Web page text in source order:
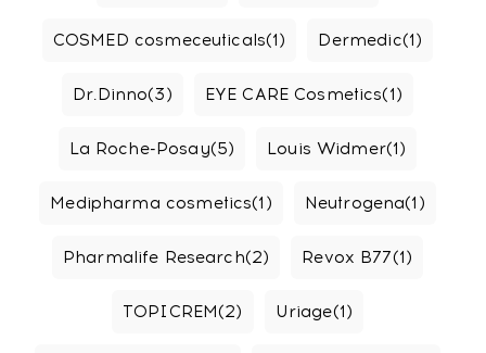
COSMED cosmeceuticals(1) Dermedic(1)
Dr.Dinno(3) EYE CARE Cosmetics(1)
La Roche-Posay(5) Louis Widmer(1)
Medipharma cosmetics(1) Neutrogena(1)
Pharmalife Research(2) Revox B77(1)
TOPICREM(2) Uriage(1)